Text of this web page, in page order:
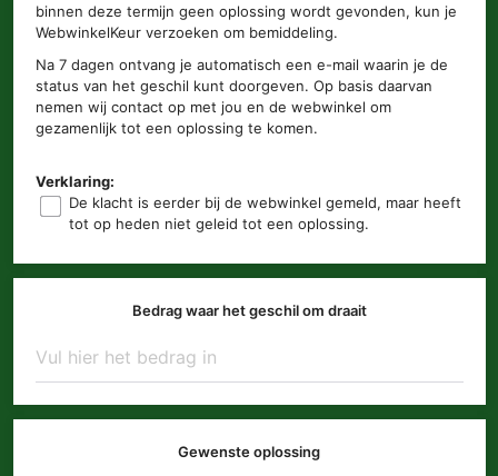
binnen deze termijn geen oplossing wordt gevonden, kun je
WebwinkelKeur verzoeken om bemiddeling.
Na 7 dagen ontvang je automatisch een e-mail waarin je de
status van het geschil kunt doorgeven. Op basis daarvan
nemen wij contact op met jou en de webwinkel om
gezamenlijk tot een oplossing te komen.
Verklaring:
De klacht is eerder bij de webwinkel gemeld, maar heeft
tot op heden niet geleid tot een oplossing.
Bedrag waar het geschil om draait
Gewenste oplossing